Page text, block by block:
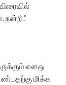
எனது
மிக்க